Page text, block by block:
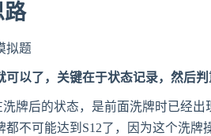
路
拟题
可以了，关键在于状态记录，然后判
洗牌后的状态，是前面洗牌时已经
都不可能达到S12了，因为这个洗牌